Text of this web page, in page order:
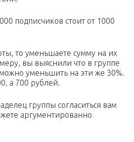
подписчиков стоит от 1000
то уменьшаете сумму на их
вы выяснили что в группе
уменьшить на эти же 30%.
а 700 рублей.
группы согласиться вам
аргументированно